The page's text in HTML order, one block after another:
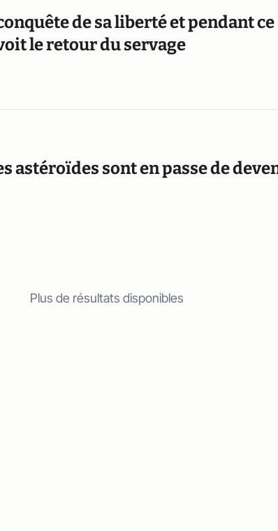
de sa liberté et pendant ce
le retour du servage
astéroïdes sont en passe de
Plus de résultats disponibles